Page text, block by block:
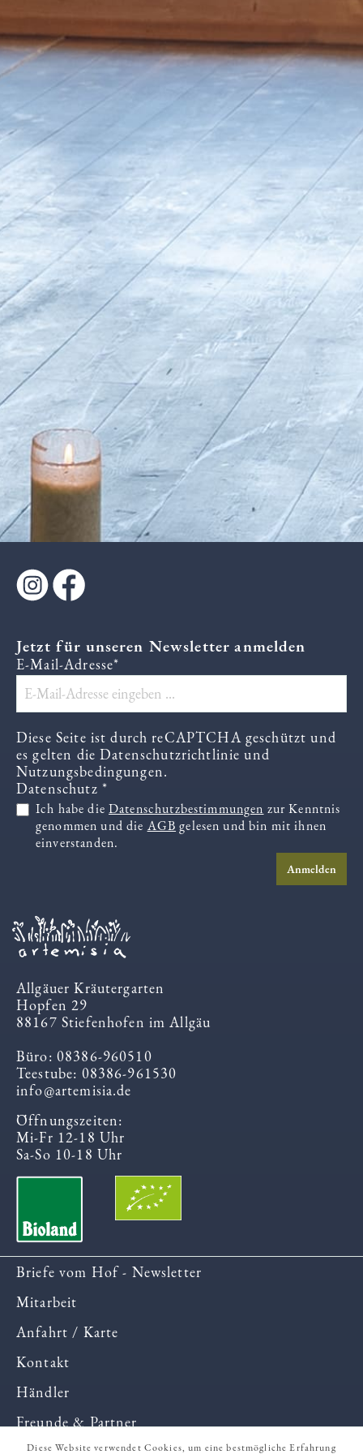
Jetzt für unseren Newsletter anmelden
E-Mail-Adresse*
Diese Seite ist durch reCAPTCHA geschützt und
es gelten dieDatenschutzrichtlinie und
Nutzungsbedingungen.
Datenschutz *
Ich habe die Datenschutzbestimmungen zur Kenntnis
genommen und die AGB gelesen und bin mit ihnen
einverstanden.
Anmelden
Allgäuer Kräutergarten
Hopfen 29
88167 Stiefenhofen im Allgäu
Büro: 08386-960510
Teestube: 08386-961530
info@artemisia.de
Öffnungszeiten:
Mi-Fr 12-18 Uhr
Sa-So 10-18 Uhr
Briefe vom Hof - Newsletter
Mitarbeit
Anfahrt / Karte
Kontakt
Händler
Freunde & Partner
Diese Website verwendet Cookies, um eine bestmögliche Erfahrung